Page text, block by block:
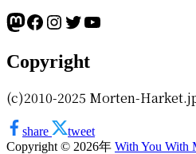
Mastodon
Facebook
Instagram
Twitter
YouTube
Copyright
(c)2010-2025 Morten-
share
tweet
Copyright © 2026年 With You With